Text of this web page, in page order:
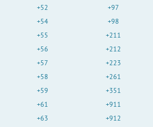
+52
+54
+55
+56
+57
+58
+59
+61
+63
+97
+98
+211
+212
+223
+261
+351
+911
+912